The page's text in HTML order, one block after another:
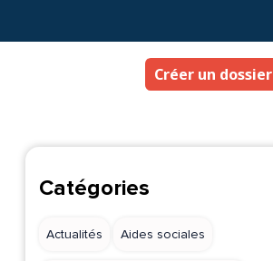
Créer un dossier
Catégories
Actualités Aides sociales